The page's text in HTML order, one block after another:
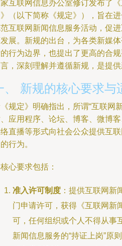
互联网信息办公室修订发布了
（以下简称《规定》），旨在
互联网新闻信息服务活动，促
展。新规的出台，为各类新媒
行为边界，也提出了更高的合
，深刻理解并遵循新规，是提供
、 新规的核心要求与
规定》明确指出，所谓“互联网
应用程序、论坛、博客、微博
直播等形式向社会公众提供互
行为。
心要求包括：
准入许可制度 ：提供互联网新
门申请许可，获得《互联网新
可，任何组织或个人不得从事
新闻信息服务的“持证上岗”原则